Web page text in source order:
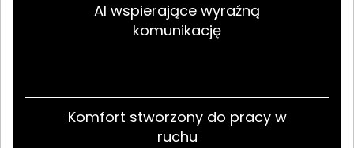
AI wspierające wyraźną
komunikację
Komfort stworzony do pracy w
ruchu